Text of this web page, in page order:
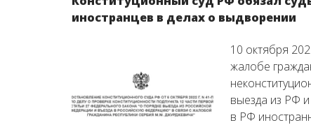
иностранцев в делах о выдворении
10 октября
жалобе
выезда из РФ
в РФ